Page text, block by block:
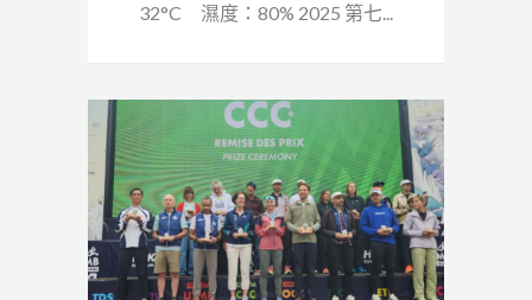
32°C 濕度：80% 2025 第七...